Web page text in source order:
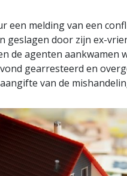
een melding van een
geslagen door zijn ex-
de agenten aankwamen
gearresteerd en
van de